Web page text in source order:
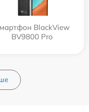
BlackView
BV9800 Pro